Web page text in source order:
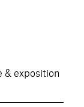
& exposition